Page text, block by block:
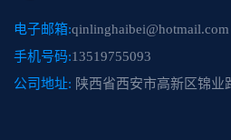
电子邮箱:qinlinghaibei@hotmail.com
手机号码:13519755093
公司地址: 陕西省西安市高新区锦业